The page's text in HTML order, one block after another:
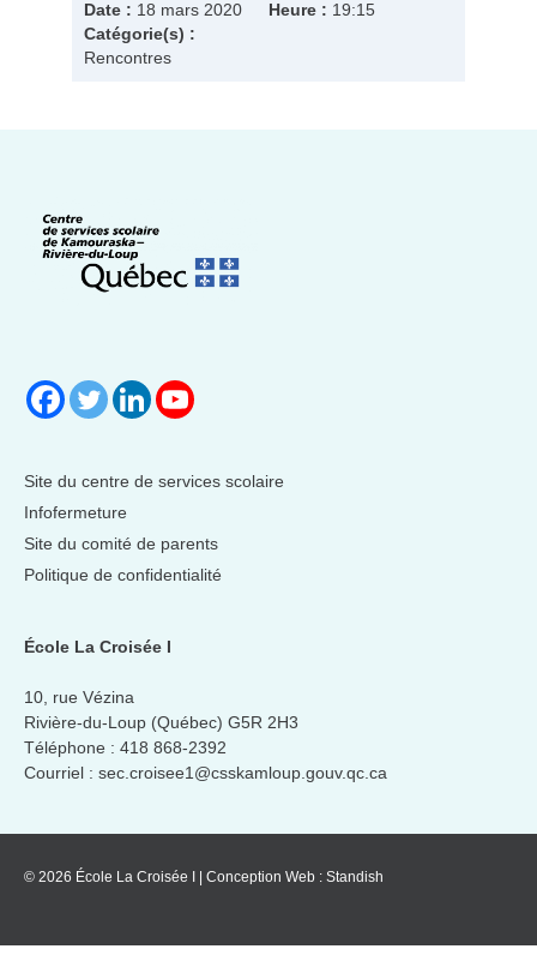
Date : 18 mars 2020 Heure : 19:15
Catégorie(s) :
Rencontres
Site du centre de services scolaire
Infofermeture
Site du comité de parents
Politique de confidentialité
École La Croisée I
10, rue Vézina
Rivière-du-Loup (Québec) G5R 2H3
Téléphone : 418 868-2392
Courriel : sec.croisee1@csskamloup.gouv.qc.ca
© 2026 École La Croisée I | Conception Web : Standish